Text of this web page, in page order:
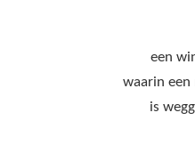
een
waarin een
is